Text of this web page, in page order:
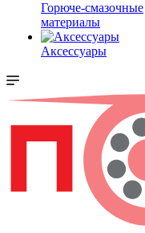
Горюче-смазочные
материалы
Аксессуары